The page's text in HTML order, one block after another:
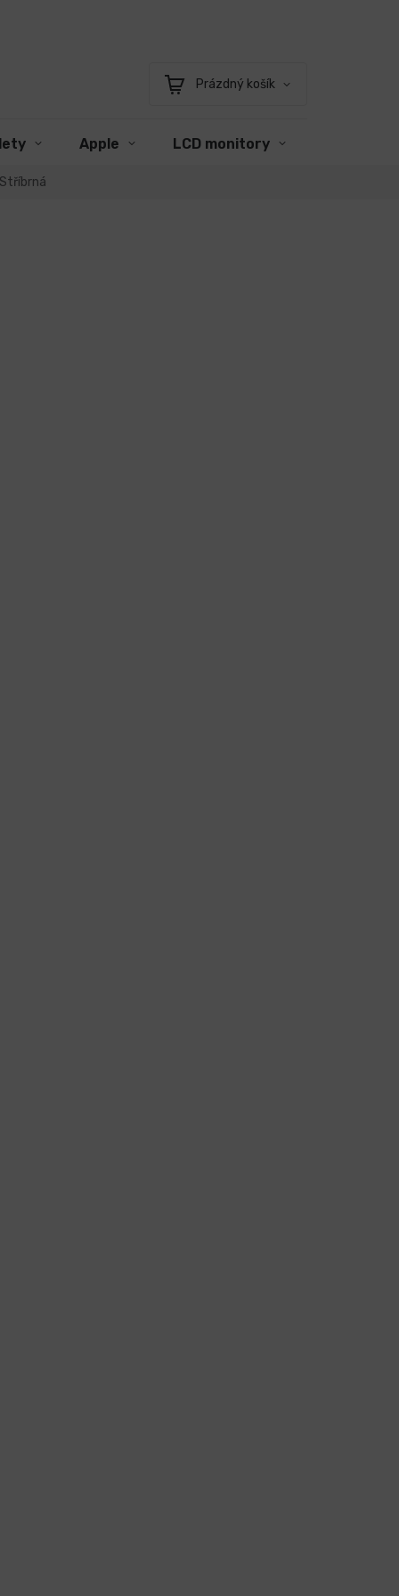
Nákupní
Prázdný košík
Apple LCD monitory